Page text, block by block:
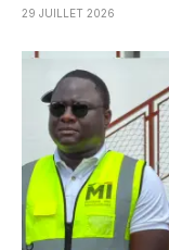
29 JUILLET 2026